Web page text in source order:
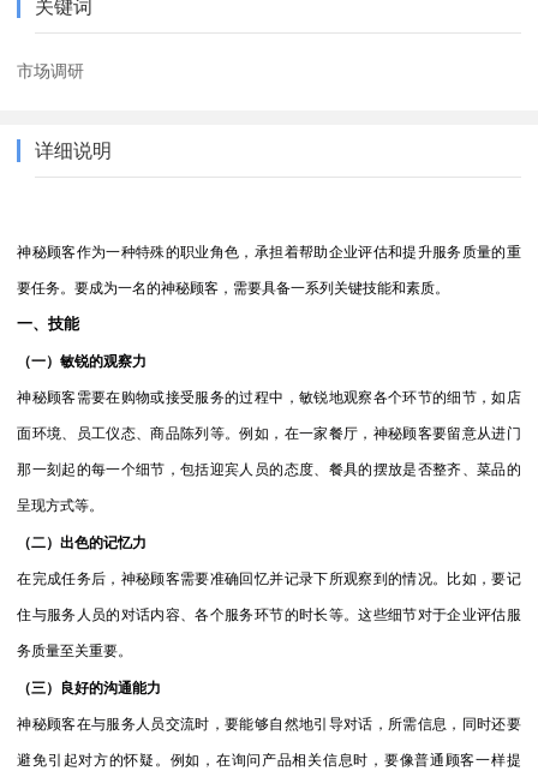
关键词
市场调研
详细说明
神秘顾客作为一种特殊的职业角色，承担着帮助企业评估和提升服务质量的重
要任务。要成为一名的神秘顾客，需要具备一系列关键技能和素质。
一、技能
（一）敏锐的观察力
神秘顾客需要在购物或接受服务的过程中，敏锐地观察各个环节的细节，如店
面环境、员工仪态、商品陈列等。例如，在一家餐厅，神秘顾客要留意从进门
那一刻起的每一个细节，包括迎宾人员的态度、餐具的摆放是否整齐、菜品的
呈现方式等。
（二）出色的记忆力
在完成任务后，神秘顾客需要准确回忆并记录下所观察到的情况。比如，要记
住与服务人员的对话内容、各个服务环节的时长等。这些细节对于企业评估服
务质量至关重要。
（三）良好的沟通能力
神秘顾客在与服务人员交流时，要能够自然地引导对话，所需信息，同时还要
避免引起对方的怀疑。例如，在询问产品相关信息时，要像普通顾客一样提